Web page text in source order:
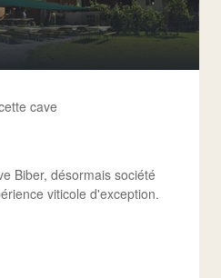
cave
Biber, désormais société
viticole d'exception.